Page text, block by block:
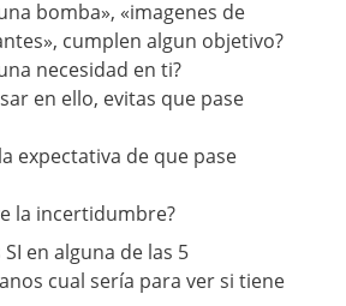
bomba», «imagenes de
cumplen algun objetivo?
necesidad en ti?
en ello, evitas que pase
expectativa de que pase
la incertidumbre?
en alguna de las 5
cual sería para ver si tiene